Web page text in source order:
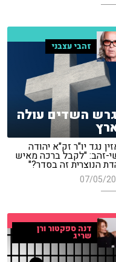
זהבי עצבני
השדים עולה
נגד יו"ר זק"א יהודה
זהב: "לקבל ברכה מאיש
הנוצרית זה בסדר?"
07/05/
דנה ספקטור ורן
שריג